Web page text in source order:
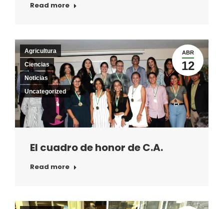
Read more
ABR
12
Agricultura
Ciencias
Noticias
Uncategorized
El cuadro de honor de C.A.
Read more